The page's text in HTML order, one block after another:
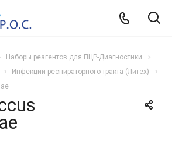
Наборы реагентов для ПЦР-Диагностики
Инфекции респираторного тракта (Литех)